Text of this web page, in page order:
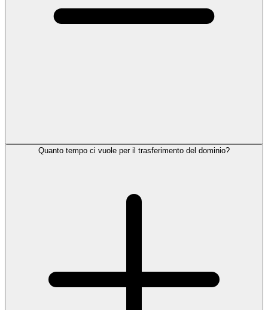
Quanto tempo ci vuole per il trasferimento del dominio?